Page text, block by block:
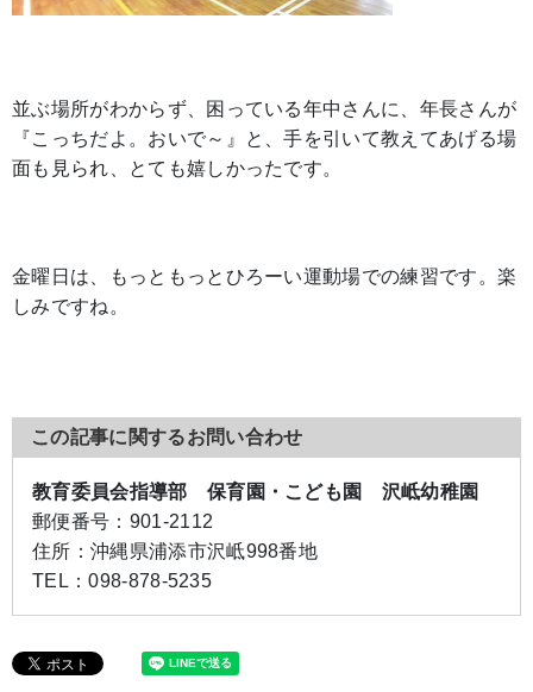
並ぶ場所がわからず、困っている年中さんに、年長さんが
『こっちだよ。おいで～』と、手を引いて教えてあげる場
面も見られ、とても嬉しかったです。
金曜日は、もっともっとひろーい運動場での練習です。楽
しみですね。
この記事に関するお問い合わせ
教育委員会指導部 保育園・こども園 沢岻幼稚園
郵便番号： 901-2112
住所： 沖縄県浦添市沢岻998番地
TEL：098-878-5235